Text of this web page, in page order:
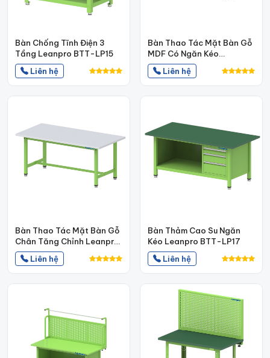
Bàn Chống Tĩnh Điện 3
Tầng Leanpro BTT-LP15
Liên hệ
Bàn Thao Tác Mặt Bàn Gỗ
MDF Có Ngăn Kéo
Leanpro-BTT-LP03
Liên hệ
Bàn Thao Tác Mặt Bàn Gỗ
Chân Tăng Chỉnh Leanpro
- BTT-LP04
Liên hệ
Bàn Thảm Cao Su Ngăn
Kéo Leanpro BTT-LP17
Liên hệ